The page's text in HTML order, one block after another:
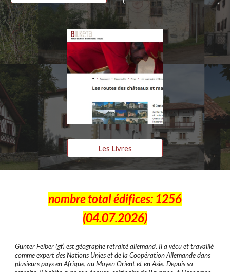
Les Livres
nombre total édifices: 1256
(04.07.2026)
Günter Felber (gf) est géographe retraité allemand. Il a vécu et travaillé
comme expert des Nations Unies et de la Coopération Allemande dans
plusieurs pays en Afrique, au Moyen Orient et en Asie. Depuis sa